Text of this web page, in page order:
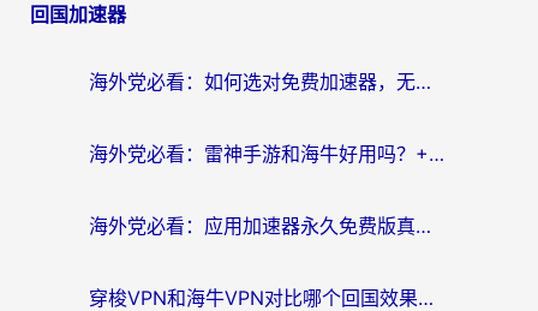
回国加速器
海外党必看：如何选对免费加速器，无缝访问国内资源不踩坑？
海外党必看：雷神手游和海牛好用吗？+3款热门加速器实测对比，附番茄加速器无缝回国指南
海外党必看：应用加速器永久免费版真的存在吗？教你选对回国加速器无缝刷国内资源
穿梭VPN和海牛VPN对比哪个回国效果更好？海外华人亲测3款热门加速器+避坑指南